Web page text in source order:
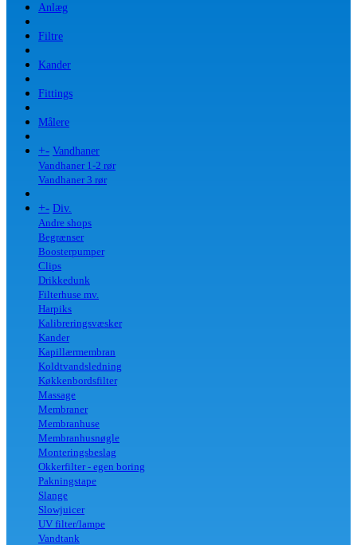
Anlæg
Filtre
Kander
Fittings
Målere
+- Vandhaner
Vandhaner 1-2 rør
Vandhaner 3 rør
+- Div.
Andre shops
Begrænser
Boosterpumper
Clips
Drikkedunk
Filterhuse mv.
Harpiks
Kalibreringsvæsker
Kander
Kapillærmembran
Koldtvandsledning
Køkkenbordsfilter
Massage
Membraner
Membranhuse
Membranhusnøgle
Monteringsbeslag
Okkerfilter - egen boring
Pakningstape
Slange
Slowjuicer
UV filter/lampe
Vandtank